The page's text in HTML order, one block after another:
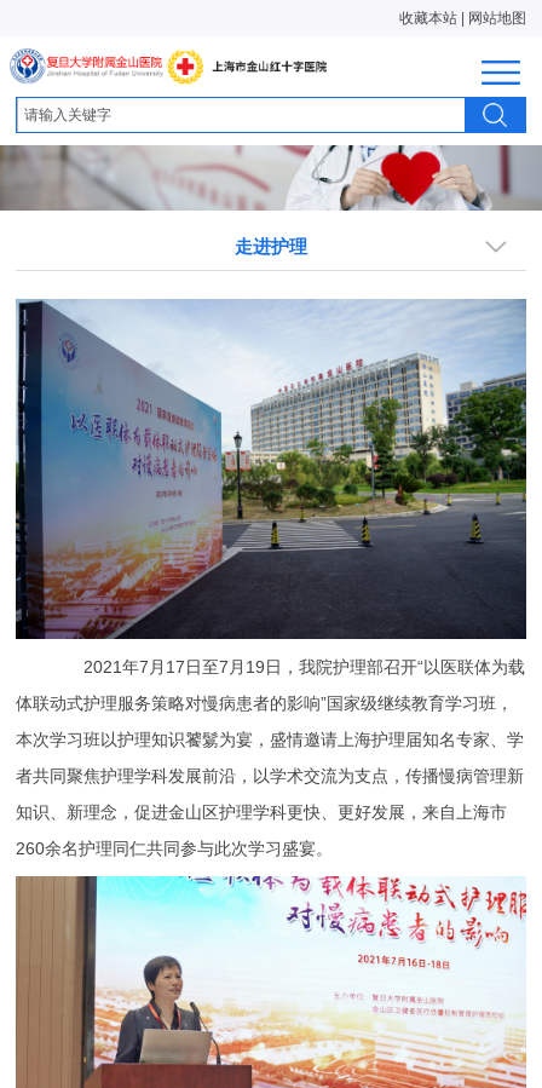
收藏本站 网站地图
走进护理
2021年7月17日至7月19日，我院护理部召开“以医联体为载
体联动式护理服务策略对慢病患者的影响”国家级继续教育学习班，
本次学习班以护理知识饕鬄为宴，盛情邀请上海护理届知名专家、学
者共同聚焦护理学科发展前沿，以学术交流为支点，传播慢病管理新
知识、新理念，促进金山区护理学科更快、更好发展，来自上海市
260余名护理同仁共同参与此次学习盛宴。